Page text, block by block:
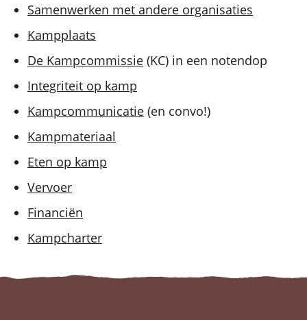
Samenwerken met andere organisaties
Kampplaats
De Kampcommissie (KC) in een notendop
Integriteit op kamp
Kampcommunicatie (en convo!)
Kampmateriaal
Eten op kamp
Vervoer
Financiën
Kampcharter